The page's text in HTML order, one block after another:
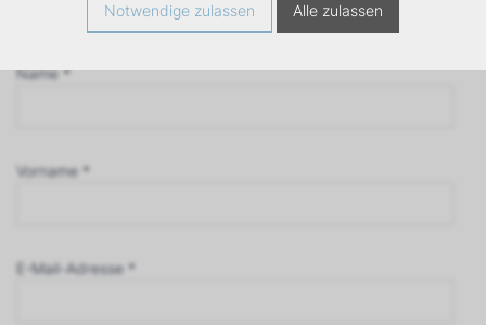
Name *
Vorname *
E-Mail-Adresse *
Notwendige zulassen Alle zulassen